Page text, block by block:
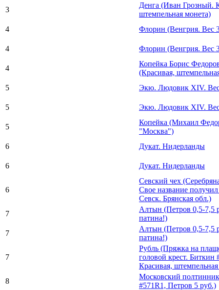
3
Денга (Иван Грозный.
штемпельная монета)
4
Флорин (Венгрия. Вес
4
Флорин (Венгрия. Вес
4
Копейка Борис
(Красивая,
5
Экю. Людовик XIV. Вес
5
Экю. Людовик XIV. Вес
5
Копейка (Михаил
"Москва")
6
Дукат. Нидерланды
6
Дукат. Нидерланды
6
Севский чех
Свое название
Севск. Брянская обл.)
7
Алтын (Петров 0,5-7,5
патина!)
7
Алтын (Петров 0,5-7,5
патина!)
7
Рубль (Пряжка на
головой крест. Биткин
Красивая,
8
Московский
#571R1, Петров 5 руб.)